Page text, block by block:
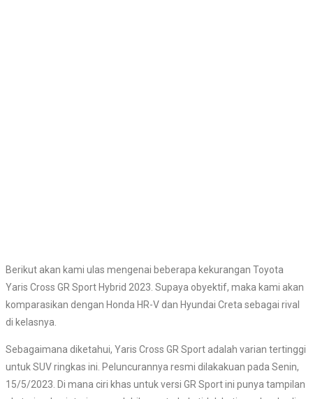
Berikut akan kami ulas mengenai beberapa kekurangan Toyota
Yaris Cross GR Sport Hybrid 2023. Supaya obyektif, maka kami akan
komparasikan dengan Honda HR-V dan Hyundai Creta sebagai rival
di kelasnya.
Sebagaimana diketahui, Yaris Cross GR Sport adalah varian tertinggi
untuk SUV ringkas ini. Peluncurannya resmi dilakakuan pada Senin,
15/5/2023. Di mana ciri khas untuk versi GR Sport ini punya tampilan